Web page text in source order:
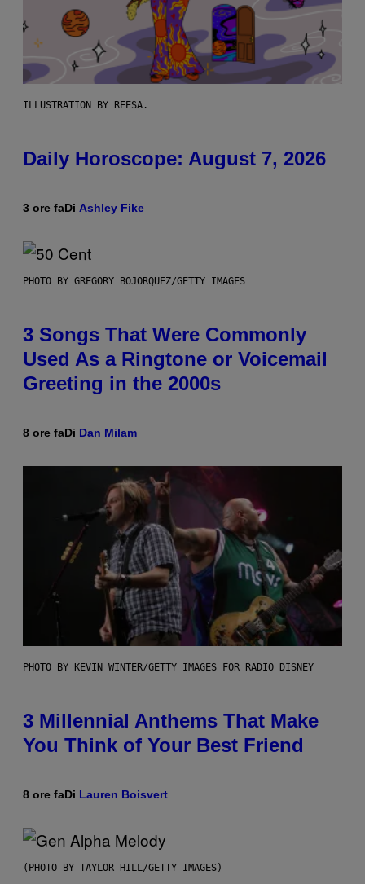
ILLUSTRATION BY REESA.
Daily Horoscope: August 7, 2026
3 ore faDi Ashley Fike
PHOTO BY GREGORY BOJORQUEZ/GETTY IMAGES
3 Songs That Were Commonly
Used As a Ringtone or Voicemail
Greeting in the 2000s
8 ore faDi Dan Milam
PHOTO BY KEVIN WINTER/GETTY IMAGES FOR RADIO DISNEY
3 Millennial Anthems That Make
You Think of Your Best Friend
8 ore faDi Lauren Boisvert
(PHOTO BY TAYLOR HILL/GETTY IMAGES)